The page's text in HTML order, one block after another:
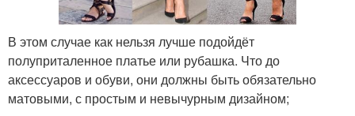
В этом случае как нельзя лучше подойдёт
полуприталенное платье или рубашка. Что до
аксессуаров и обуви, они должны быть обязательно
матовыми, с простым и невычурным дизайном;